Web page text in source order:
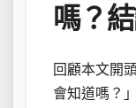
嗎？
回顧本文開
會知道嗎？